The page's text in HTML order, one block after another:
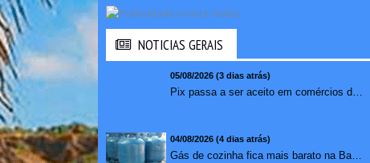
NOTICIAS GERAIS
05/08/2026 (3 dias atrás)
Pix passa a ser aceito em comércios de oito países e amplia opções de pagamento para brasileiros no exterior
04/08/2026 (4 dias atrás)
Gás de cozinha fica mais barato na Bahia após redução de 7,1%